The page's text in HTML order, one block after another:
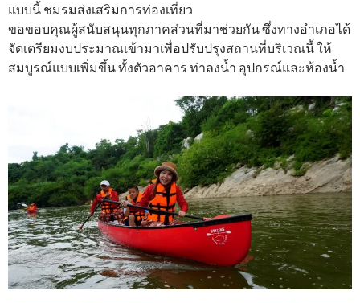
แบบนี้ ชมรมส่งเสริมการท่องเที่ยว
ขอขอบคุณผู้สนับสนุนทุกภาคส่วนที่มาช่วยกัน ซึ่งทางอำเภอได้
จัดเตรียมงบประมาณเข้ามาเพื่อปรับปรุงสถานที่บริเวณนี้ ให้
สมบูรณ์แบบเพิ่มขึ้น ทั้งตัวอาคาร ท่าลงน้ำ อุปกรณ์และห้องน้ำ